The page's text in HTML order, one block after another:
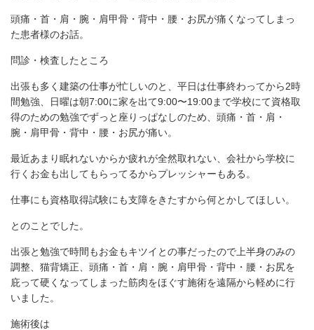
頭痛・首・肩・腕・肩甲骨・背中・腰・お尻が痛くなってしまっ
た患者様のお話。
問診・検査したところ
出張も多く建築の仕事が忙しいのと、平日は仕事終わってから2時
間勉強、日曜は朝7:00に家を出て9:00〜19:00まで学校にて資格取
得のための勉強でずっと座りっぱなしのため、頭痛・首・肩・
腕・肩甲骨・背中・腰・お尻が痛い。
最近あまり眠れないからか疲れが全然取れない、会社から学校に
行くお金も出してもらってるからプレッシャーもある。
仕事にも資格取得試験にも支障をきたすから何とかしてほしい。
とのことでした。
出張と勉強で時間もお金もキツイとの事だったので上半身のみの
調整、猫背矯正、頭痛・首・肩・腕・肩甲骨・背中・腰・お尻を
庇って硬くなってしまった筋肉をほぐす施術を遠隔から軽めに行
いました。
施術後は